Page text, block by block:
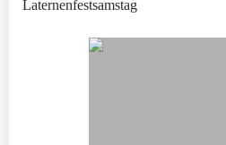
Laternenfestsamstag